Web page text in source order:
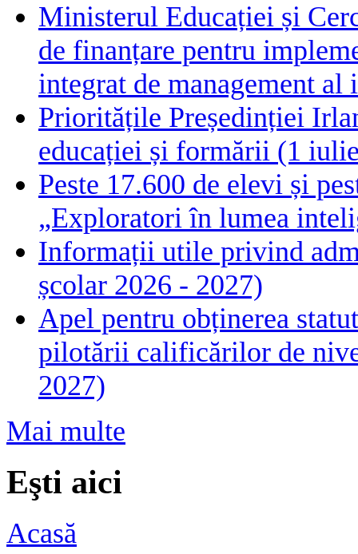
Ministerul Educației și
de finanțare pentru
integrat de management
Prioritățile Președinției
educației și formării (1
Peste 17.600 de elevi și
„Exploratori în lumea
Informații utile privind
școlar 2026 - 2027)
Apel pentru obținerea
pilotării calificărilor de
2027)
Mai multe
Eşti aici
Acasă